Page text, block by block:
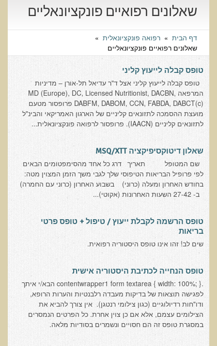
שאלונים רפואיים פונקציונאליים
טופס הרשמה לקבלת ייעוץ / טיפול + טופס פרטי בריאות
היסטוריה כרונולוגית
שאלון DASS
שאלון Identi-T Stress Assesment
שאלון נוירוביהוויוראלי
שאלון מערכת התריס
בדיקת טמפרטורה
שאלון אוטואימוני
שאלון קנדידה
שאלון סימפטומים של קרינת רדיו
פרוטוקולים רפואיים
בדיקות מעבדה פונקציונאליות
בדיקת סריקה - חומצות אורגניות בשתן
בדיקת שתן לאיתור הצטברות של מתכות כבדות
בדיקת צואה לאיתור מתכות כבדות
בדיקה מקיפה לתפקוד מערכת העיכול
בדיקות לרגישויות לחלבונים
שאלונים רפואיים פונקציונאליים
דף הבית » רפואה פונקציונאלית »
שאלונים רפואיים פונקציונאליים
טופס קבלה לייעוץ קליני
טופס קבלה לייעוץ קליני אצל ד"ר עדיאל תל-אורן – מדיניות
המרפאה MD (Europe), DC, Licensed Nutritionist, DACBN,
DABFM, DABOM, CCN, FABDA, DABCT(c) פרופסור מטעם
מועצת ההסמכה לתזונאים קליניים של הארגון האמריקאי והבינ"ל
לתזונאים קליניים (IAACN). פרופסור לרפואה פונקציונאלית...
שאלון דיטוקסיפיקציה MSQ/XTT
שם המטופל ‮ ‬תאריך‮ דרג כל אחד מהסימפטומים הבאים
לפי פרופיל הבריאות הטיפוסי שלך לגבי משך הזמן המצוין מטה: ‮
‬בחודש האחרון ומעלה‮ (‬כרוני‮) ‬בשבוע האחרון‮ (‬כרוני עם החמרה‮)
‬ב-‮ ‬24-72‮ ‬השעות האחרונות‮ (‬אקוטי‮)...
טופס הרשמה לקבלת ייעוץ / טיפול + טופס פרטי
בריאות
שים לב! זהו אינו טופס היסטוריה רפואית.
טופס הנחייה לכתיבת היסטוריה אישית
.contentwrapper1 form textarea { width: 100%; } הבא/י איתך
לפגישה תוצאות של בדיקות מעבדה רלבנטיות והערות הרופא,
ודו"חות רדיולוגיים (כגון צילומי רנטגן). אין צורך להביא את
הצילומים עצמם, אלא אם כן צוין אחרת. כל הפרטים הנמסרים
במסגרת טופס זה הם חסויים ונשמרים בסודיות מלאה.